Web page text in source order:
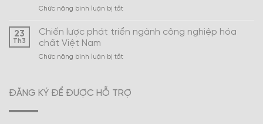
Việt
Chức năng bình luận bị tắtở
dựng
ngành
nghiệp
trở
thành
23
Th3
Chiến lược phát triển ngành công nghiệp hóa
chất Việt Nam
Chức năng bình luận bị tắtở
triển
ĐĂNG KÝ ĐỂ ĐƯỢC HỖ TRỢ